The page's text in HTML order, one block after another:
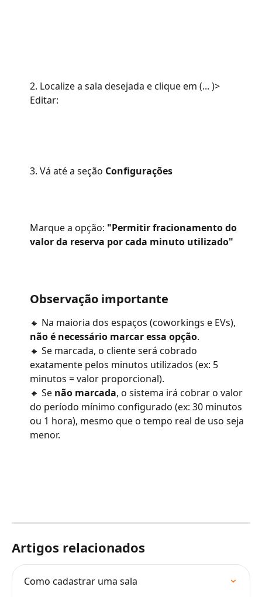
2. Localize a sala desejada e clique em (... )>
Editar:
3. Vá até a seção Configurações
Marque a opção: "Permitir fracionamento do
valor da reserva por cada minuto utilizado"
Observação importante
🔸 Na maioria dos espaços (coworkings e EVs),
não é necessário marcar essa opção.
🔸 Se marcada, o cliente será cobrado
exatamente pelos minutos utilizados (ex: 5
minutos = valor proporcional).
🔸 Se não marcada, o sistema irá cobrar o valor
do período mínimo configurado (ex: 30 minutos
ou 1 hora), mesmo que o tempo real de uso seja
menor.
Artigos relacionados
Como cadastrar uma sala